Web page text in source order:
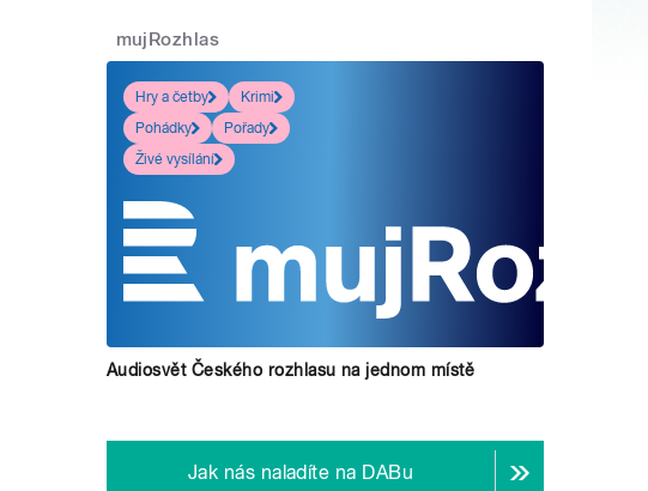
mujRozhlas
Hry a četby
Krimi
Pohádky
Pořady
Živé vysílání
Audiosvět Českého rozhlasu na jednom místě
Jak nás naladíte na DABu